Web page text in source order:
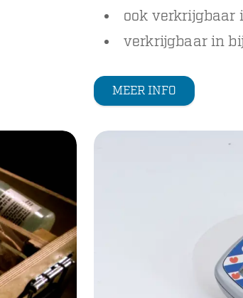
ook verkrijgbaar
verkrijgbaar in
MEER INFO